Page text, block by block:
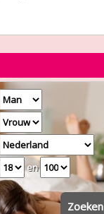
en
Zoeken